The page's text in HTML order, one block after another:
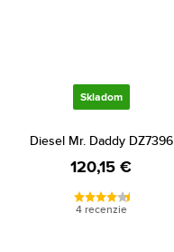
Skladom
Diesel Mr. Daddy DZ7396
120,15 €
4 recenzie